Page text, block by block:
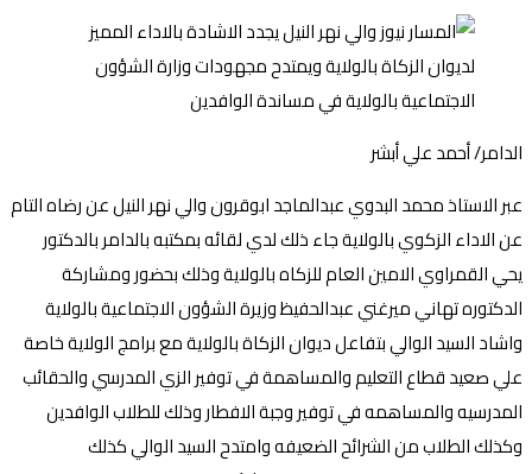
الدامر/ أحمد علي أبشر
عبر الاستاذ محمد البدوي عبدالماجد ابوقرون والي نهر النيل عن رضاه التام
عن الاداء الزكوي بالولاية جاء ذلك لدي لقائه بمكتبه بالدامر بالدكتور
يحي القمراوي الامين العام للزكاه بالولاية وذلك بحضور ومشاركة
الدكتوره تهاني ميرغني عبدالحفيظ وزيرة الشؤون الاجتماعية بالولاية
واشاد السيد الوالي بتفاعل ديوان الزكاة بالولاية مع برامج الولاية خاصة
علي صعيد قطاع التعليم والمساهمة في توفير الزي المدرسي والحقائب
المدرسيه والمساهمه في توفير وجبة الافطار وذلك للطلاب الوافدين
وكذلك الطلاب من الشرائح الضعيفه وامتدح السيد الوالي كذلك